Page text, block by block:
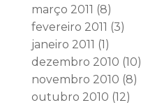
março 2011 (8)
fevereiro 2011 (3)
janeiro 2011 (1)
dezembro 2010 (10)
novembro 2010 (8)
outubro 2010 (12)